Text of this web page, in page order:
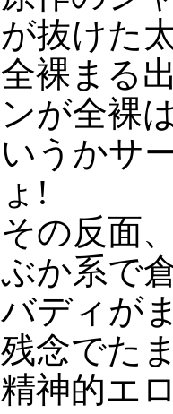
が抜けた
全裸まる
ンが全裸
いうかサ
ょ!
その反面
ぶか系で
バディが
残念でた
精神的エ